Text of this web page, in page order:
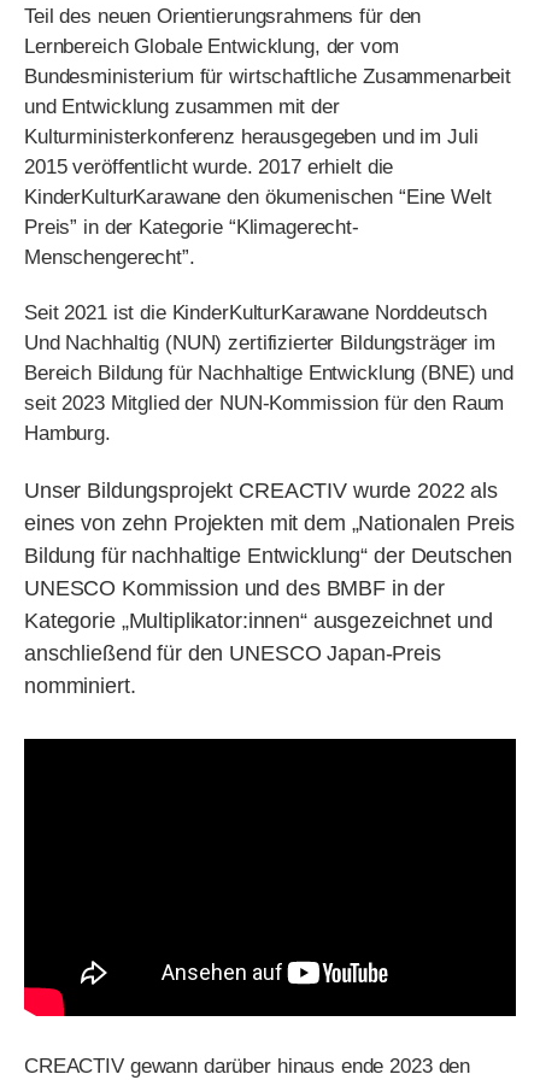
Teil des neuen Orientierungsrahmens für den
Lernbereich Globale Entwicklung, der vom
Bundesministerium für wirtschaftliche Zusammenarbeit
und Entwicklung zusammen mit der
Kulturministerkonferenz herausgegeben und im Juli
2015 veröffentlicht wurde. 2017 erhielt die
KinderKulturKarawane den ökumenischen “Eine Welt
Preis” in der Kategorie “Klimagerecht-
Menschengerecht”.
Seit 2021 ist die KinderKulturKarawane Norddeutsch
Und Nachhaltig (NUN) zertifizierter Bildungsträger im
Bereich Bildung für Nachhaltige Entwicklung (BNE) und
seit 2023 Mitglied der NUN-Kommission für den Raum
Hamburg.
Unser Bildungsprojekt CREACTIV wurde 2022 als
eines von zehn Projekten mit dem „Nationalen Preis
Bildung für nachhaltige Entwicklung“ der Deutschen
UNESCO Kommission und des BMBF in der
Kategorie „Multiplikator:innen“ ausgezeichnet und
anschließend für den UNESCO Japan-Preis
nomminiert.
CREACTIV gewann darüber hinaus ende 2023 den